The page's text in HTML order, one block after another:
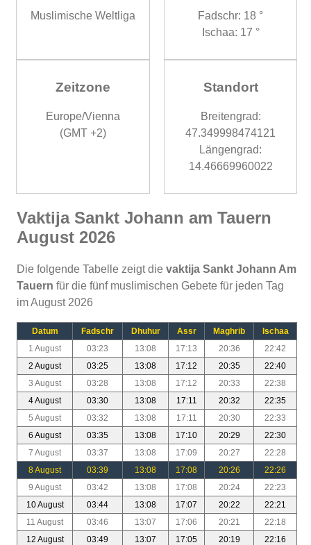
Muslimische Weltliga
Fadschr: 18 °
Ischaa: 17 °
Zeitzone
Europe/Vienna
(GMT +2)
Standort
Breitengrad:
47.349998474121
Längengrad:
14.46669960022
Vaktija Sankt Johann am Tauern
August 2026
Die folgende Tabelle zeigt die vaktija Sankt Johann Am
Tauern für die fünf muslimischen Gebete für jeden Tag
im August 2026
Datum Fadschr Dhuhur Assr Maghrib
Ischaa
1 August
03:23 13:08 17:13 20:36
22:42
2 August
03:25 13:08 17:12 20:35
22:40
3 August
03:28 13:08 17:12 20:33
22:38
4 August
03:30 13:08 17:11 20:32
22:35
5 August
03:32 13:08 17:11 20:30
22:33
6 August
03:35 13:08 17:10 20:29
22:30
7 August
03:37 13:08 17:09 20:27
22:28
8 August
03:39 13:08 17:08 20:26
22:26
9 August
03:42 13:08 17:08 20:24
22:23
10 August
03:44 13:08 17:07 20:22
22:21
11 August
03:46 13:07 17:06 20:21
22:18
12 August
03:49 13:07 17:05 20:19
22:16